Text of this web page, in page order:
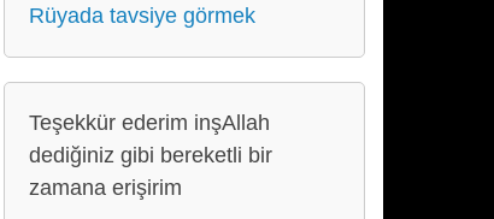
Rüyada tavsiye görmek
Teşekkür ederim inşAllah
dediğiniz gibi bereketli bir
zamana erişirim